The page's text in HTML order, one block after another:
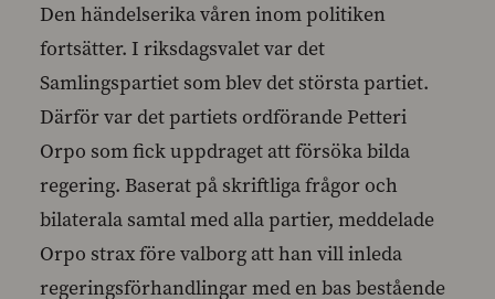
Den händelserika våren inom politiken
fortsätter. I riksdagsvalet var det
Samlingspartiet som blev det största partiet.
Därför var det partiets ordförande Petteri
Orpo som fick uppdraget att försöka bilda
regering. Baserat på skriftliga frågor och
bilaterala samtal med alla partier, meddelade
Orpo strax före valborg att han vill inleda
regeringsförhandlingar med en bas bestående